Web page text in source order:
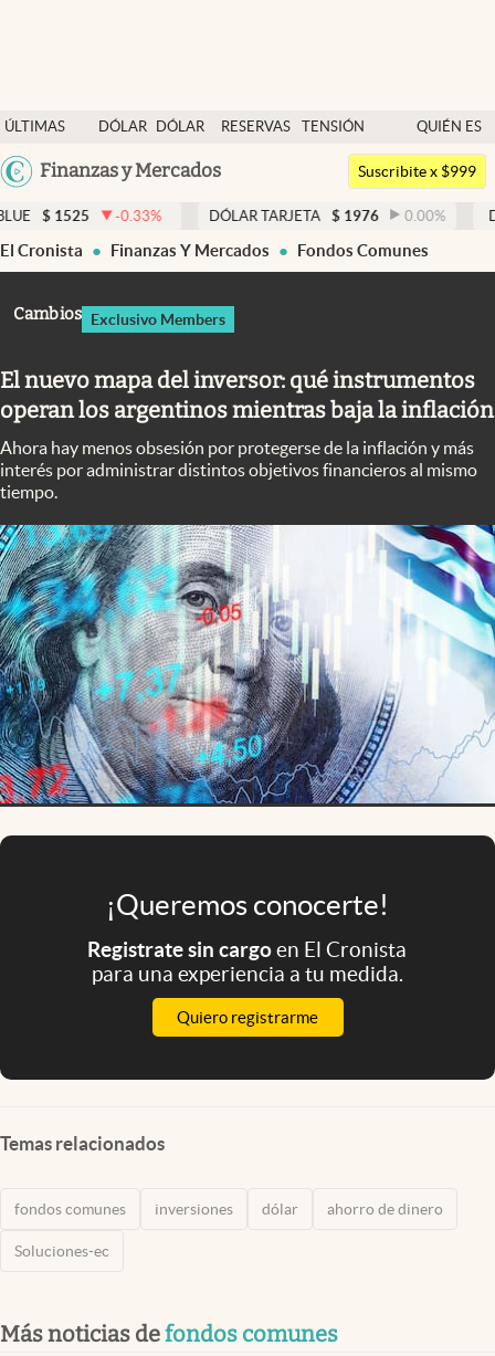
ÚLTIMAS
NOTICIAS
DÓLAR
DÓLAR
RESERVAS
TENSIÓN
GEOPOLÍTICA
QUIÉN ES
QUIÉN
Argentina
Finanzas y Mercados
Dólar
Members
Economía y Política
Finanzas y Mercados
Columnistas
Otras secciones
Apertura
Clase
Clima
Mundial 2026
Eventos Corporativos
El Cronista Studio
Mediakit
abre en nueva pestaña
Suscribite x $999
-0.33% DÓLAR TARJETA $ 1976 0.00% DÓLAR MEP
El Cronista Finanzas Y Mercados Fondos Comunes
Cambios Exclusivo Members
El nuevo mapa del inversor: qué instrumentos
operan los argentinos mientras baja la inflación
Ahora hay menos obsesión por protegerse de la inflación y más
interés por administrar distintos objetivos financieros al mismo
tiempo.
¡Queremos conocerte!
Registrate sin cargoen El Cronista
para una experiencia a tu medida.
Quiero registrarme
Temas relacionados
fondos comunes inversiones dólar ahorro de dinero
Soluciones-ec
Más noticias defondos comunes